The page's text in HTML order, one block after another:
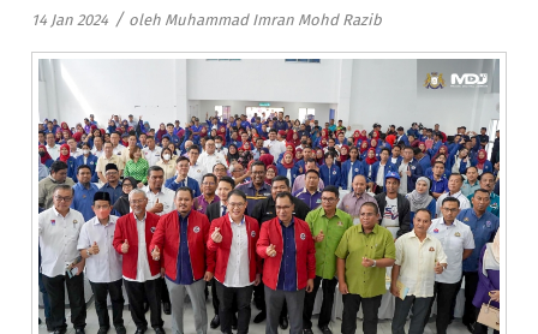
14 Jan 2024 / oleh Muhammad Imran Mohd Razib